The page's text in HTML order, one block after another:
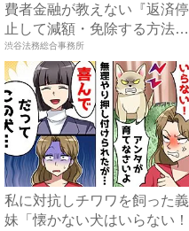
費者金融が教えない『返済停
止して減額・免除する方法』
で...
渋谷法務総合事務所
私に対抗しチワワを飼った義
妹「懐かない犬はいらない！